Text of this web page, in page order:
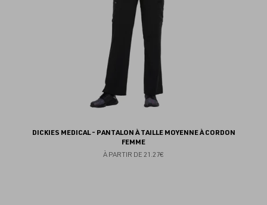
DICKIES MEDICAL - PANTALON À TAILLE MOYENNE À CORDON
FEMME
À PARTIR DE 21.27€